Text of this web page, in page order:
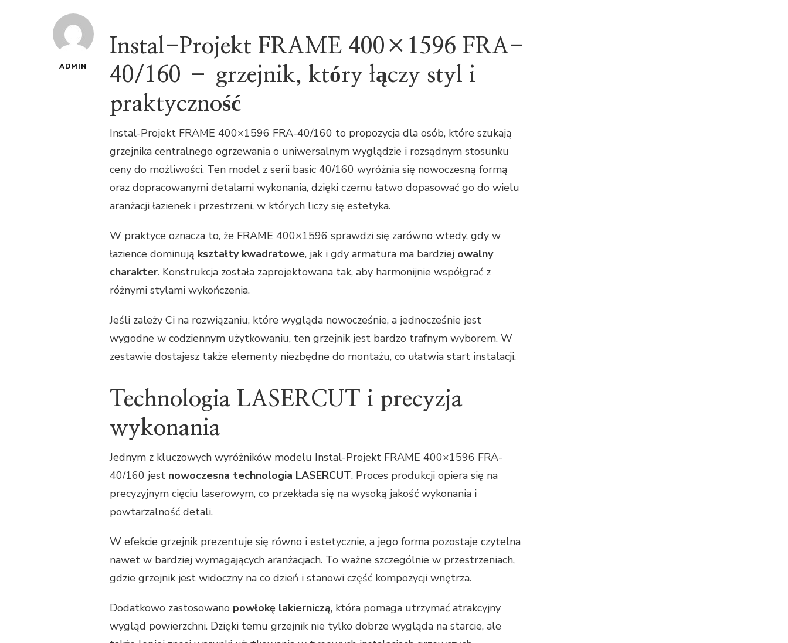
ADMIN
Instal-Projekt FRAME 400×1596 FRA-
40/160 – grzejnik, który łączy styl i
praktyczność
Instal-Projekt FRAME 400×1596 FRA-40/160 to propozycja dla osób, które szukają
grzejnika centralnego ogrzewania o uniwersalnym wyglądzie i rozsądnym stosunku
ceny do możliwości. Ten model z serii basic 40/160 wyróżnia się nowoczesną formą
oraz dopracowanymi detalami wykonania, dzięki czemu łatwo dopasować go do wielu
aranżacji łazienek i przestrzeni, w których liczy się estetyka.
W praktyce oznacza to, że FRAME 400×1596 sprawdzi się zarówno wtedy, gdy w
łazience dominują kształty kwadratowe, jak i gdy armatura ma bardziej owalny
charakter. Konstrukcja została zaprojektowana tak, aby harmonijnie współgrać z
różnymi stylami wykończenia.
Jeśli zależy Ci na rozwiązaniu, które wygląda nowocześnie, a jednocześnie jest
wygodne w codziennym użytkowaniu, ten grzejnik jest bardzo trafnym wyborem. W
zestawie dostajesz także elementy niezbędne do montażu, co ułatwia start instalacji.
Technologia LASERCUT i precyzja
wykonania
Jednym z kluczowych wyróżników modelu Instal-Projekt FRAME 400×1596 FRA-
40/160 jest nowoczesna technologia LASERCUT. Proces produkcji opiera się na
precyzyjnym cięciu laserowym, co przekłada się na wysoką jakość wykonania i
powtarzalność detali.
W efekcie grzejnik prezentuje się równo i estetycznie, a jego forma pozostaje czytelna
nawet w bardziej wymagających aranżacjach. To ważne szczególnie w przestrzeniach,
gdzie grzejnik jest widoczny na co dzień i stanowi część kompozycji wnętrza.
Dodatkowo zastosowano powłokę lakierniczą, która pomaga utrzymać atrakcyjny
wygląd powierzchni. Dzięki temu grzejnik nie tylko dobrze wygląda na starcie, ale